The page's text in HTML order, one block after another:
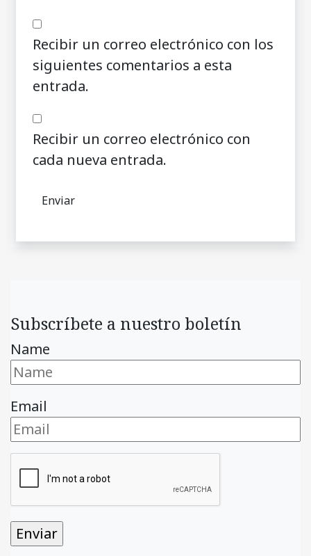
Recibir un correo electrónico con los
siguientes comentarios a esta
entrada.
Recibir un correo electrónico con
cada nueva entrada.
Subscríbete a nuestro boletín
Name
Email